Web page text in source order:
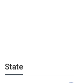
State